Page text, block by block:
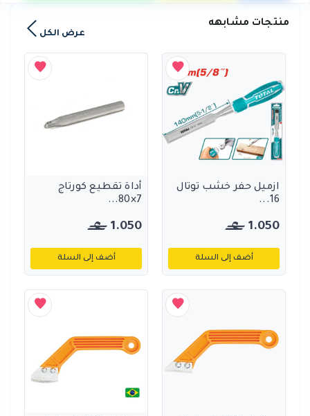
منتجات مشابهه
عرض الكل
ازميل حفر خشب توتال
16...
1.050
أضف إلى السلة
أداة تقطيع كورتاج
7×80...
1.050
أضف إلى السلة